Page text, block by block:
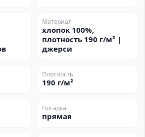
Материал
хлопок 100%,
плотность 190 г/м² |
джерси
Плотность
190 г/м²
Посадка
прямая